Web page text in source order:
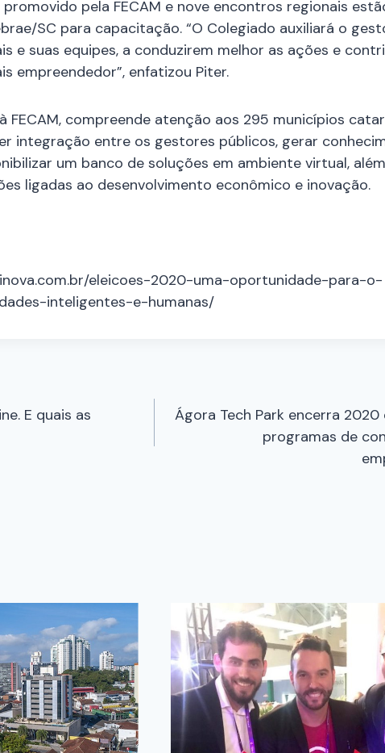
pela FECAM e nove encontros regionais
SC para capacitação. “O Colegiado auxiliará o
e suas equipes, a conduzirem melhor as ações e
empreendedor”, enfatizou Piter.
FECAM, compreende atenção aos 295 municípios
integração entre os gestores públicos, gerar
um banco de soluções em ambiente virtual,
ligadas ao desenvolvimento econômico e inovação.
eleicoes-2020-uma-oportunidade-para-o-
inteligentes-e-humanas/
E quais as
Ágora Tech Park encerra
programas de